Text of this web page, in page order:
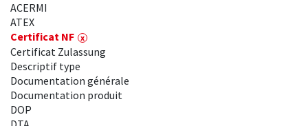
ACERMI
ATEX
Certificat NF
Certificat Zulassung
Descriptif type
Documentation générale
Documentation produit
DOP